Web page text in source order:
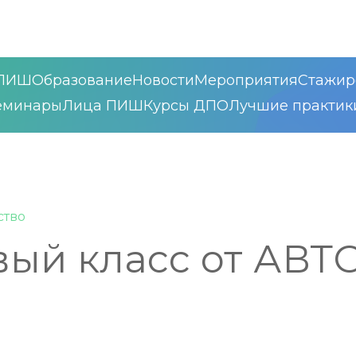
ОбразованиеНовостиМероприятия
Лица ПИШКурсы ДПОЛучшие
класс от